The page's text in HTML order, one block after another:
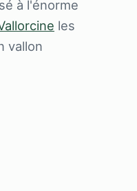
à l'énorme
les
vallon